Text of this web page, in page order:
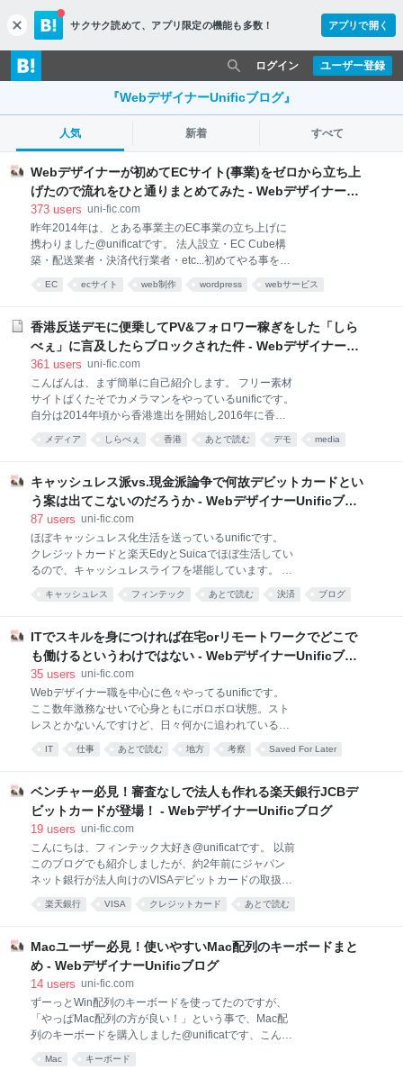
c
l
o
s
サクサク読めて、 アプリ限定の機能も多数！ アプリで開く
ユーザー登録
ログイン
『WebデザイナーUnificブログ』
人気 新着 すべて
Webデザイナーが初めてECサイト(事業)をゼロから立ち上
げたので流れをひと通りまとめてみた - Webデザイナー
Unificブログ
373 users uni-fic.com
昨年2014年は、とある事業主のEC事業の立ち上げに
携わりました@unificatです。 法人設立・EC Cube構
築・配送業者・決済代行業者・etc...初めてやる事を手
探りで色々やりました。まぁ「全部やりました」と言
っても過言ではないかと思うくらい色々やりました。
ンライン上で物販をおこなうEコマースの立ち上げに
ついて触れてみたいと思います。 ちなみに技術に関す
るネタは全然ないので、技術的な内容を期待した人は
ルサーバの中で探しました。リリースしてもまだ小規
模なので、トラフィックが増えたり、複雑な事をし始
めたらVPSや専用サーバを検討すればいいかなと思い
ました。 なによりWebデザイナーという立場でサーバ
EC ecサイト web制作 wordpress webサービス
香港反送デモに便乗してPV&フォロワー稼ぎをした「しら
べぇ」に言及したらブロックされた件 - Webデザイナー
Unificブログ
361 users uni-fic.com
こんばんは、まず簡単に自己紹介します。 フリー素材
サイトぱくたそでカメラマンをやっているunificです。
自分は2014年頃から香港進出を開始し2016年に香港
法人設立し、代表をしています。 （香港の会社法で正
確には代表というポジションはないのですが） 香港の
港のデモに便乗したメディアについて言及してみたい
と思います。 自分は今香港にいます 香港進出のために
2014年頃から香港に頻繁に渡航するようになり、奇し
動」がおこなわれていた年です。 そして2019年6月現
在私は香港におり、逃亡犯条例改正反対運動（反送
中）デモの真っ只中にいます。 デモの中心は政府機関
のある香港島でおこなわれているので、九龍半島は日
メディア しらべぇ 香港 あとで読む デモ media
キャッシュレス派vs.現金派論争で何故デビットカードとい
う案は出てこないのだろうか - WebデザイナーUnificブロ
グ
87 users uni-fic.com
ほぼキャッシュレス化生活を送っているunificです。
クレジットカードと楽天EdyとSuicaでほぼ生活してい
るので、キャッシュレスライフを堪能しています。 完
全キャッシュレス化になってから何故か貯金も増え
て、利用履歴が可視化されて、マネーコントロールが
もしやすくバランスシートがつけやすくなった様な気
がします。 最近は世界各国のキャッシュレス社会と日
本の現金主義社会が比較され、キャッシュレス派と現
レス派ですが、徐々にキャッシュレス化していった感
じです。 元々クレジットカードの限度額に限りがあり
（当たり前だけど）高額出費をした際に、月額の引き
落としがされないという事が発生し、中々完全キャッ
キャッシュレス フィンテック あとで読む 決済 ブログ
ITでスキルを身につければ在宅orリモートワークでどこで
も働けるというわけではない - WebデザイナーUnificブロ
グ
35 users uni-fic.com
Webデザイナー職を中心に色々やってるunificです。
ここ数年激務なせいで心身ともにボロボロ状態。スト
レスとかないんですけど、日々何かに追われている様
な状態。 そこで、今流行りのリモートワークで田舎で
のんびり仕事してみようかとか考えてみたり。 実は弊
にある意味実施されてます。 米国と香港に支社があ
り、昨年米国には1ヶ月ほど、香港は月一で10日ほど
滞在し、 日本にいる時は香港スタッフと、香港にいる
いるので、リアルなコミュニケーション不足という物
を除けば、 リモートワークはできる体制は整ってると
いう事です。 弊社は地方出身者が少ないのですが、何
かを機に地元に戻らなくてはいけないケースが生まれ
方が明るい
IT 仕事 あとで読む 地方 考察 Saved For Later
ベンチャー必見！審査なしで法人も作れる楽天銀行JCBデ
ビットカードが登場！ - WebデザイナーUnificブログ
19 users uni-fic.com
こんにちは、フィンテック大好き@unificatです。 以前
このブログでも紹介しましたが、約2年前にジャパン
ネット銀行が法人向けのVISAデビットカードの取扱を
始めました。 uni-fic.com 設立したての会社は法人名義
でクレジットカードが作れないケースが多いので、銀
ドで立替など、という感じで処理する事が多いのでは
ないでしょうか？ ベンチャーなのに落ちるスピード感
業種にもよりますが、IT関連の会社ではオンライン決
に、入金確認に時間が掛かります。 今日ドメイン取っ
てVPS借りてサービス作って今日中にリリースしたい
ぜ！ という時、銀行振込の場合、15時を過ぎてると明
日まで何もできないですし、金曜の場合は月曜日まで
楽天銀行 VISA クレジットカード あとで読む
Macユーザー必見！使いやすいMac配列のキーボードまと
め - WebデザイナーUnificブログ
14 users uni-fic.com
ずーっとWin配列のキーボードを使ってたのですが、
「やっぱMac配列の方が良い！」という事で、Mac配
列のキーボードを購入しました@unificatです、こんに
します！ Matias Tactile Pro Keyboard for Mac 自分が
Mac キーボード